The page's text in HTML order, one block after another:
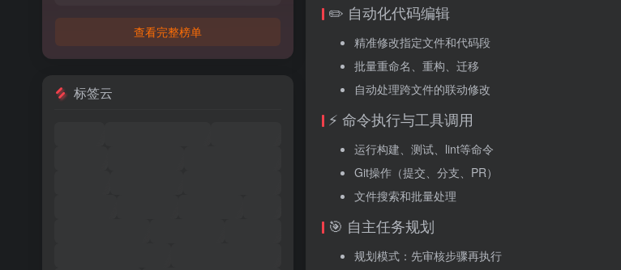
✏️ 自动化代码编辑
精准修改指定文件和代码段
批量重命名、重构、迁移
自动处理跨文件的联动修改
⚡ 命令执行与工具调用
运行构建、测试、lint等命令
Git操作（提交、分支、PR）
文件搜索和批量处理
🎯 自主任务规划
规划模式：先审核步骤再执行
查看完整榜单
标签云